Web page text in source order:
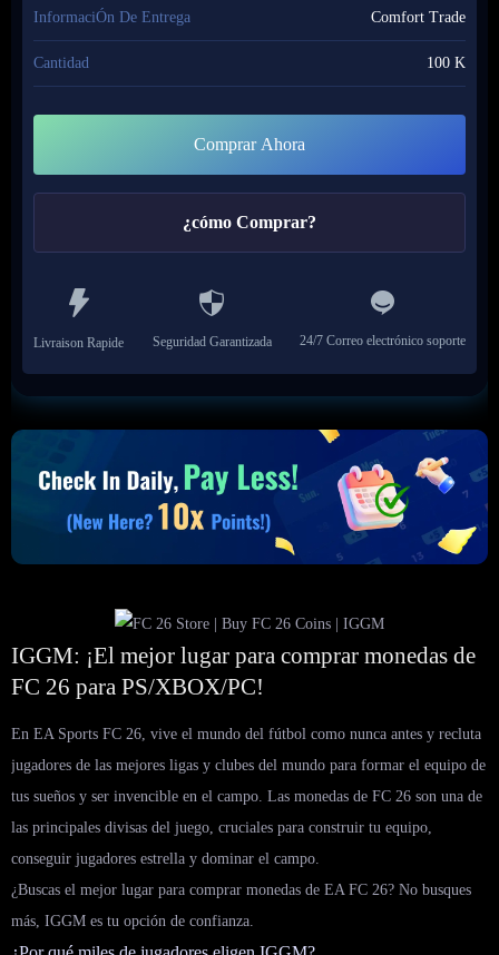
InformaciÓn De Entrega Comfort Trade
Cantidad 100 K
Comprar Ahora
¿cómo Comprar?
Livraison Rapide Seguridad Garantizada 24/7 Correo electrónico soporte
IGGM: ¡El mejor lugar para comprar monedas de
FC 26 para PS/XBOX/PC!
En EA Sports FC 26, vive el mundo del fútbol como nunca antes y recluta
jugadores de las mejores ligas y clubes del mundo para formar el equipo de
tus sueños y ser invencible en el campo. Las monedas de FC 26 son una de
las principales divisas del juego, cruciales para construir tu equipo,
conseguir jugadores estrella y dominar el campo.
¿Buscas el mejor lugar para comprar monedas de EA FC 26? No busques
más, IGGM es tu opción de confianza.